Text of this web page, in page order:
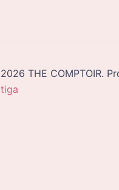
THE COMPTOIR.